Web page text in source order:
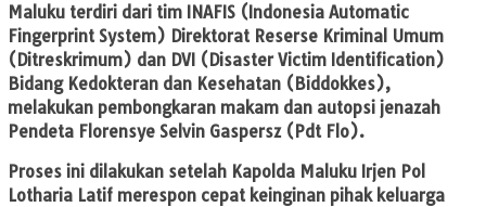
Maluku terdiri dari tim INAFIS (Indonesia Automatic
Fingerprint System) Direktorat Reserse Kriminal Umum
(Ditreskrimum) dan DVI (Disaster Victim Identification)
Bidang Kedokteran dan Kesehatan (Biddokkes),
melakukan pembongkaran makam dan autopsi jenazah
Pendeta Florensye Selvin Gaspersz (Pdt Flo).
Proses ini dilakukan setelah Kapolda Maluku Irjen Pol
Lotharia Latif merespon cepat keinginan pihak keluarga